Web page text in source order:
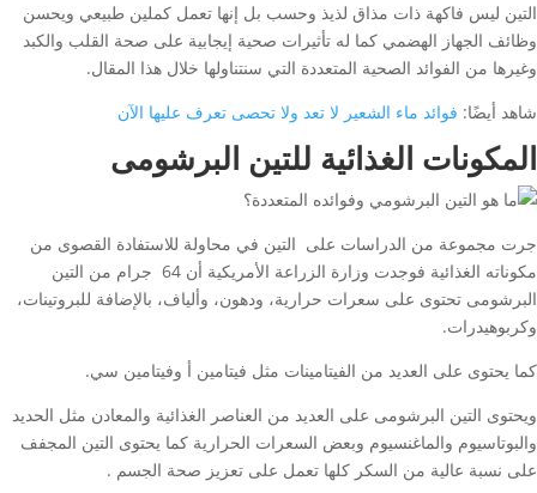
التين ليس فاكهة ذات مذاق لذيذ وحسب بل إنها تعمل كملين طبيعي ويحسن
وظائف الجهاز الهضمي كما له تأثيرات صحية إيجابية على صحة القلب والكبد
وغيرها من الفوائد الصحية المتعددة التي سنتناولها خلال هذا المقال.
شاهد أيضًا: فوائد ماء الشعير لا تعد ولا تحصى تعرف عليها الآن
المكونات الغذائية للتين البرشومى
جرت مجموعة من الدراسات على التين في محاولة للاستفادة القصوى من
مكوناته الغذائية فوجدت وزارة الزراعة الأمريكية أن 64 جرام من التين
البرشومى تحتوى على سعرات حرارية، ودهون، وألياف، بالإضافة للبروتينات،
وكربوهيدرات.
كما يحتوى على العديد من الفيتامينات مثل فيتامين أ وفيتامين سي.
ويحتوى التين البرشومى على العديد من العناصر الغذائية والمعادن مثل الحديد
والبوتاسيوم والماغنسيوم وبعض السعرات الحرارية كما يحتوى التين المجفف
على نسبة عالية من السكر كلها تعمل على تعزيز صحة الجسم .